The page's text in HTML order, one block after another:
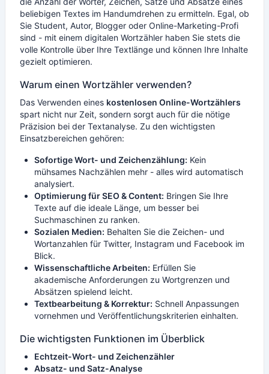
beliebigen Textes im Handumdrehen zu ermitteln. Egal, ob
Sie Student, Autor, Blogger oder Online-Marketing-Profi
sind - mit einem digitalen Wortzähler haben Sie stets die
volle Kontrolle über Ihre Textlänge und können Ihre Inhalte
gezielt optimieren.
Warum einen Wortzähler verwenden?
Das Verwenden eines kostenlosen Online-Wortzählers
spart nicht nur Zeit, sondern sorgt auch für die nötige
Präzision bei der Textanalyse. Zu den wichtigsten
Einsatzbereichen gehören:
Sofortige Wort- und Zeichenzählung: Kein
mühsames Nachzählen mehr - alles wird automatisch
analysiert.
Optimierung für SEO & Content: Bringen Sie Ihre
Texte auf die ideale Länge, um besser bei
Suchmaschinen zu ranken.
Sozialen Medien: Behalten Sie die Zeichen- und
Wortanzahlen für Twitter, Instagram und Facebook im
Blick.
Wissenschaftliche Arbeiten: Erfüllen Sie
akademische Anforderungen zu Wortgrenzen und
Absätzen spielend leicht.
Textbearbeitung & Korrektur: Schnell Anpassungen
vornehmen und Veröffentlichungskriterien einhalten.
Die wichtigsten Funktionen im Überblick
Echtzeit-Wort- und Zeichenzähler
Absatz- und Satz-Analyse